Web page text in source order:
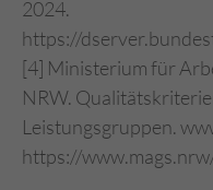
2024.
https://
[4] Ministerium für
NRW.
Leistungsgruppen.
https://